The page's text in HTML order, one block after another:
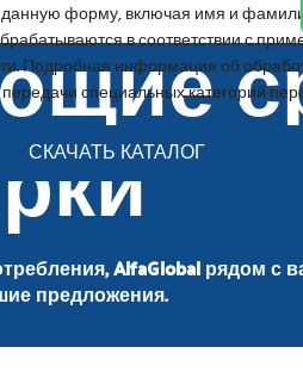
форму, включая имя и
в соответствии с
Подробная информация об
специальных категорий
СКАЧАТЬ КАТАЛОГ
AlfaGlobal рядом с
предложения.